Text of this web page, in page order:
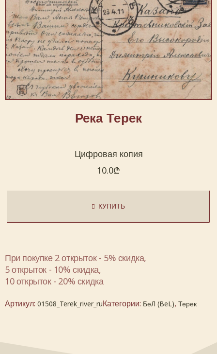
Река Терек
Цифровая копия
10.0₾
КУПИТЬ
При покупке 2 открыток - 5% скидка,
5 открыток - 10% скидка,
10 открыток - 20% скидка
Артикул: 01508_Terek_river_ruКатегории: БеЛ (BeL), Терек